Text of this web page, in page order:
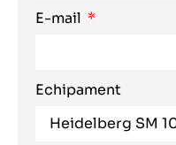
E-mail
Echipament